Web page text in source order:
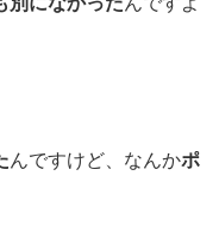
んですけど、なんかポ